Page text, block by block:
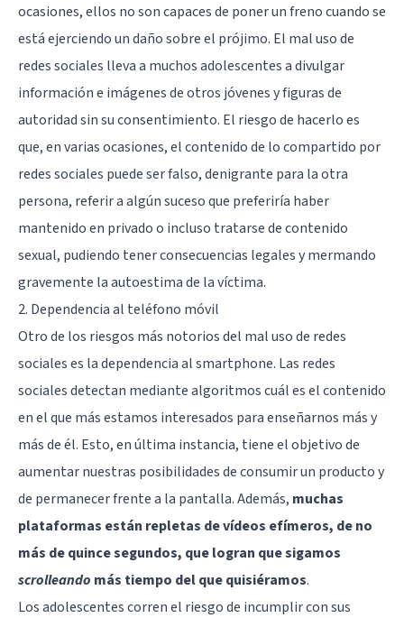
ocasiones, ellos no son capaces de poner un freno cuando se
está ejerciendo un daño sobre el prójimo. El mal uso de
redes sociales lleva a muchos adolescentes a divulgar
información e imágenes de otros jóvenes y figuras de
autoridad sin su consentimiento. El riesgo de hacerlo es
que, en varias ocasiones, el contenido de lo compartido por
redes sociales puede ser falso, denigrante para la otra
persona, referir a algún suceso que preferiría haber
mantenido en privado o incluso tratarse de contenido
sexual, pudiendo tener consecuencias legales y mermando
gravemente la autoestima de la víctima.
2. Dependencia al teléfono móvil
Otro de los riesgos más notorios del mal uso de redes
sociales es la dependencia al smartphone. Las redes
sociales detectan mediante algoritmos cuál es el contenido
en el que más estamos interesados para enseñarnos más y
más de él. Esto, en última instancia, tiene el objetivo de
aumentar nuestras posibilidades de consumir un producto y
de permanecer frente a la pantalla. Además, muchas
plataformas están repletas de vídeos efímeros, de no
más de quince segundos, que logran que sigamos
scrolleando más tiempo del que quisiéramos.
Los adolescentes corren el riesgo de incumplir con sus